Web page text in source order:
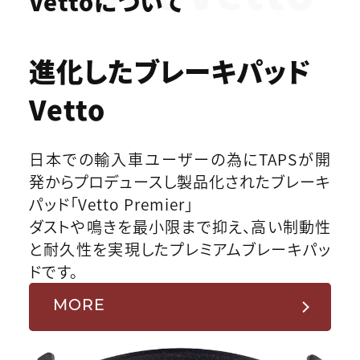
進化したブレーキパッド
Vetto
日本での輸入車ユーザーの為にTAPSが開
発からプロデュースし製品化されたブレーキ
パッド「Vetto Premier」
ダストや鳴きを最小限まで抑え、高い制動性
と耐久性を実現したプレミアムブレーキパッ
ドです。
MORE